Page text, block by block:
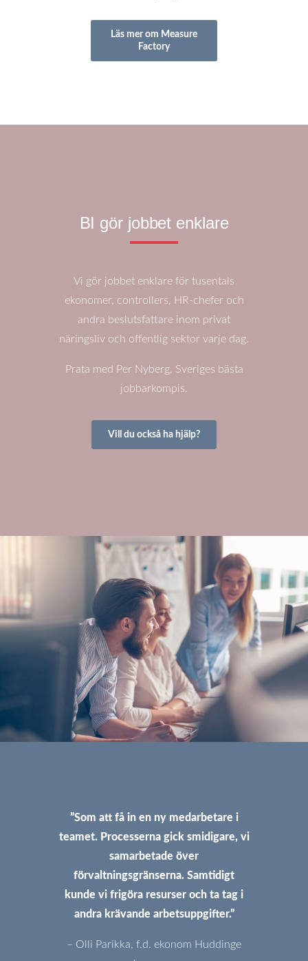
Läs mer om Measure
Factory
BI gör jobbet enklare
Vi gör jobbet enklare för tusentals
ekonomer, controllers, HR-chefer och
andra beslutsfattare inom privat
näringsliv och offentlig sektor varje dag.
Prata med Per Nyberg, Sveriges bästa
jobbarkompis.
Vill du också ha hjälp?
”Som att få in en ny medarbetare i
teamet. Processerna gick smidigare, vi
samarbetade över
förvaltningsgränserna. Samtidigt
kunde vi frigöra resurser och ta tag i
andra krävande arbetsuppgifter.”
– Olli Parikka, f.d. ekonom Huddinge